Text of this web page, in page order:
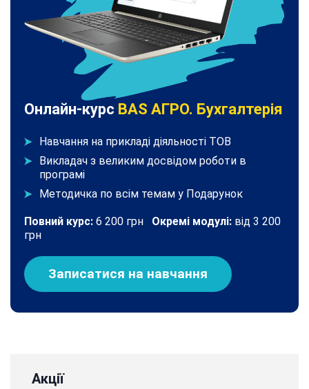
Онлайн-курс BAS АГРО. Бухгалтерія
Навчання на прикладі діяльності ТОВ
Викладач з великим досвідом роботи в
програмі
Методичка по всім темам у Подарунок
Повний курс: 6 200 грн Окремі модулі: від 3 200
грн
Записатися на навчання
Акції